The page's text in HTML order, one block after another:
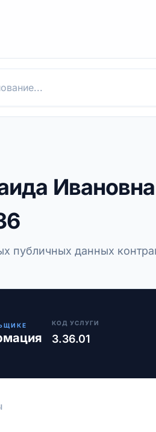
Ивановна
публичных данных
КОД УСЛУГИ
3.36.01